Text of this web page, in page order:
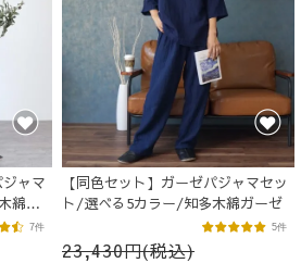
ジャマ
綿ガ
7件
【同色セット】ガーゼパジャマセッ
ト/選べる5カラー/知多木綿ガーゼ
23,430円(税込)
5件